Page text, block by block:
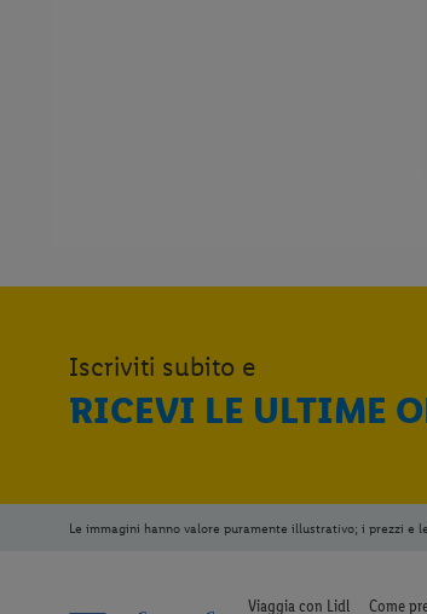
Iscriviti subito e
RICEVI LE ULTIME
Le immagini hanno valore puramente illustrativo; i prezzi e
Viaggia con Lidl Come